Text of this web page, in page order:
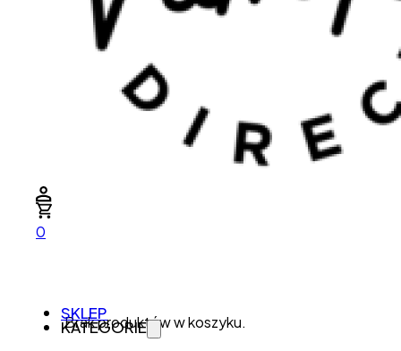
0
Brak produktów w koszyku.
SKLEP
KATEGORIE